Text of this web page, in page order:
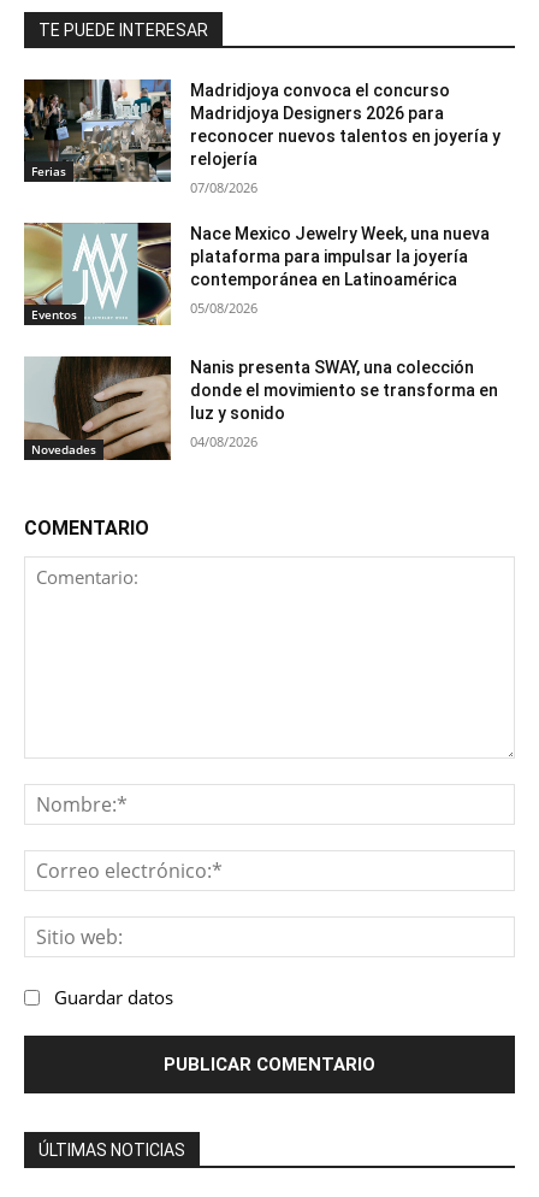
TE PUEDE INTERESAR
Ferias
Madridjoya convoca el concurso
Madridjoya Designers 2026 para
reconocer nuevos talentos en joyería y
relojería
07/08/2026
Eventos
Nace Mexico Jewelry Week, una nueva
plataforma para impulsar la joyería
contemporánea en Latinoamérica
05/08/2026
Novedades
Nanis presenta SWAY, una colección
donde el movimiento se transforma en
luz y sonido
04/08/2026
COMENTARIO
Guardar datos
ÚLTIMAS NOTICIAS